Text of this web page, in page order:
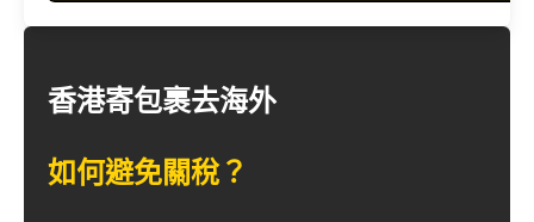
香港寄包裹去海外
如何避免關稅？